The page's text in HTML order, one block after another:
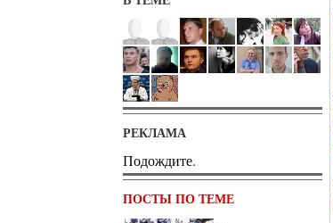
РЕКЛАМА
Подождите.
ПОСТЫ ПО ТЕМЕ